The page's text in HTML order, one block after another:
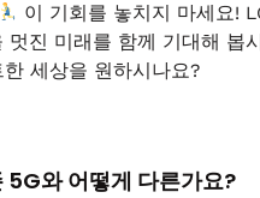
이 기회를 놓치지 마세요!
멋진 미래를 함께 기대해 봅
세상을 원하시나요?
5G와 어떻게 다른가요?